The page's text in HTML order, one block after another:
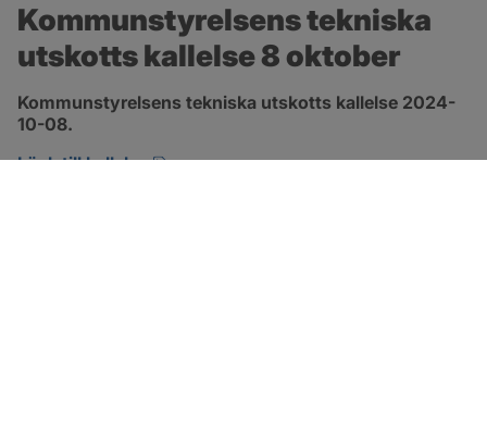
Kommunstyrelsens tekniska
utskotts kallelse 8 oktober
Kommunstyrelsens tekniska utskotts kallelse 2024-
10-08.
Länk till kallelse
pdf, 134.7 kB, öppnas i nytt fönster.